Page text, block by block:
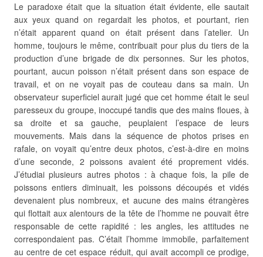
Le paradoxe était que la situation était évidente, elle sautait
aux yeux quand on regardait les photos, et pourtant, rien
n’était apparent quand on était présent dans l’atelier. Un
homme, toujours le même, contribuait pour plus du tiers de la
production d’une brigade de dix personnes. Sur les photos,
pourtant, aucun poisson n’était présent dans son espace de
travail, et on ne voyait pas de couteau dans sa main. Un
observateur superficiel aurait jugé que cet homme était le seul
paresseux du groupe, inoccupé tandis que des mains floues, à
sa droite et sa gauche, peuplaient l’espace de leurs
mouvements. Mais dans la séquence de photos prises en
rafale, on voyait qu’entre deux photos, c’est-à-dire en moins
d’une seconde, 2 poissons avaient été proprement vidés.
J’étudiai plusieurs autres photos : à chaque fois, la pile de
poissons entiers diminuait, les poissons découpés et vidés
devenaient plus nombreux, et aucune des mains étrangères
qui flottait aux alentours de la tête de l’homme ne pouvait être
responsable de cette rapidité : les angles, les attitudes ne
correspondaient pas. C’était l’homme immobile, parfaitement
au centre de cet espace réduit, qui avait accompli ce prodige,